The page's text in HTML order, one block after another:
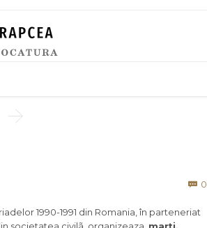

 0
1990-1991 din Romania, în parteneriat